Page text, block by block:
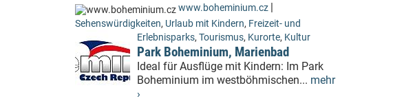
www.boheminium.cz |
Sehenswürdigkeiten, Urlaub mit Kindern, Freizeit- und
Erlebnisparks, Tourismus, Kurorte, Kultur
Park Boheminium, Marienbad
Ideal für Ausflüge mit Kindern: Im Park
Boheminium im westböhmischen... mehr
›